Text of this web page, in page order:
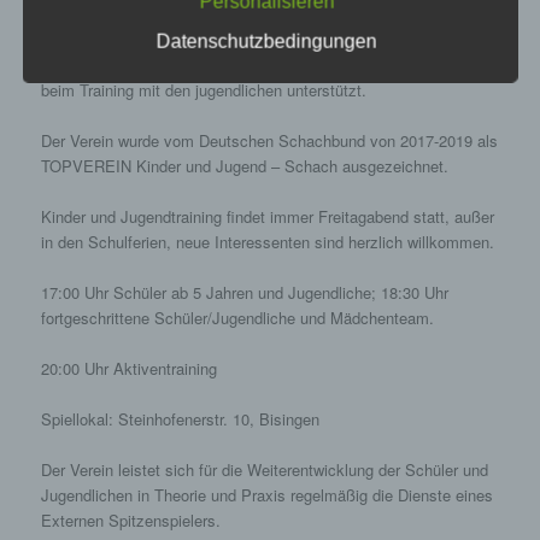
Der Verein legt großen Wert auf die Förderung der Jugendarbeit.
Dabei wird Jugendleiterin Melanie Mahr tatkräftig von den
beim Training mit den jugendlichen unterstützt.
Der Verein wurde vom Deutschen Schachbund von 2017-2019 als
TOPVEREIN Kinder und Jugend – Schach ausgezeichnet.
Kinder und Jugendtraining findet immer Freitagabend statt, außer
in den Schulferien, neue Interessenten sind herzlich willkommen.
17:00 Uhr Schüler ab 5 Jahren und Jugendliche; 18:30 Uhr
fortgeschrittene Schüler/Jugendliche und Mädchenteam.
20:00 Uhr Aktiventraining
Spiellokal: Steinhofenerstr. 10, Bisingen
Der Verein leistet sich für die Weiterentwicklung der Schüler und
Jugendlichen in Theorie und Praxis regelmäßig die Dienste eines
Externen Spitzenspielers.
Begrifflichkeiten, die durch den Europäischen
Richtlinien- und Verordnungsgeber beim Erlass
der Datenschutz-Grundverordnung (DS-GVO)
soll sowohl für die Öffentlichkeit als auch für
lesbar und verständlich sein. Um dies zu
gewährleisten, möchten wir vorab die verwendeten
Wir verwenden in dieser Datenschutzerklärung
a) personenbezogene Daten
Personenbezogene Daten sind alle
oder identifizierbare natürliche Person (im
Folgenden „betroffene Person") beziehen. Als
angesehen, die direkt oder indirekt,
insbesondere mittels Zuordnung zu einer
Kennung wie einem Namen, zu einer
Datenschutzbedingungen